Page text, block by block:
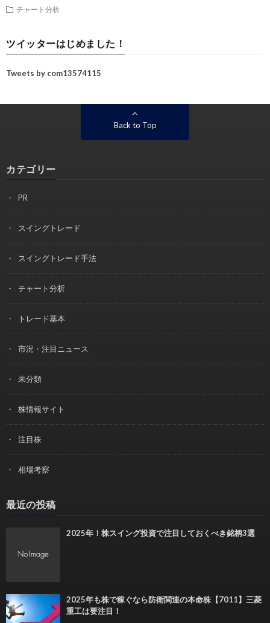
チャート分析
ツイッターはじめました！
Tweets by com13574115
Back to Top
カテゴリー
PR
スイングトレード
スイングトレード手法
チャート分析
トレード基本
市況・注目ニュース
未分類
株情報サイト
注目株
相場考察
最近の投稿
2025年！株スイング投資で注目しておくべき銘柄3選
2025年も株で稼ぐなら防衛関連の本命株【7011】三菱
重工は要注目！